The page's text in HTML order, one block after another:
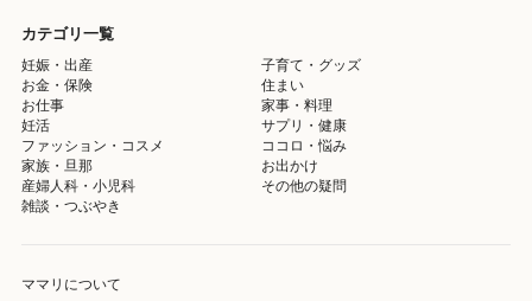
カテゴリ一覧
妊娠・出産
子育て・グッズ
お金・保険
住まい
お仕事
家事・料理
妊活
サプリ・健康
ファッション・コスメ
ココロ・悩み
家族・旦那
お出かけ
産婦人科・小児科
その他の疑問
雑談・つぶやき
ママリについて